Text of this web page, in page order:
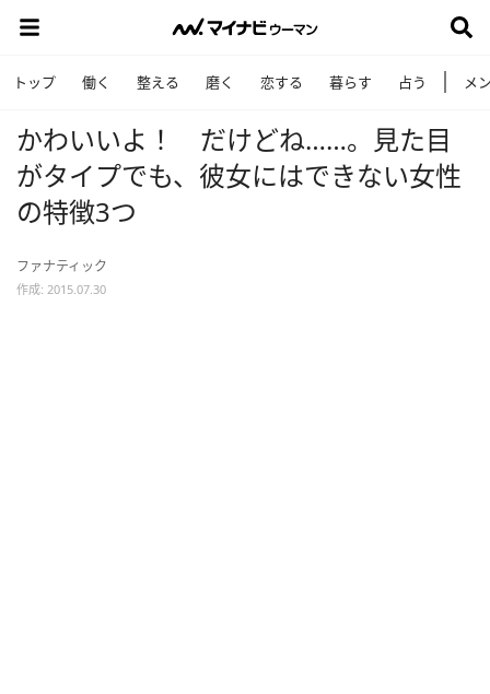
トップ 働く 整える 磨く 恋する 暮らす 占う メ
かわいいよ！ だけどね……。見た目
がタイプでも、彼女にはできない女性
の特徴3つ
ファナティック
作成: 2015.07.30